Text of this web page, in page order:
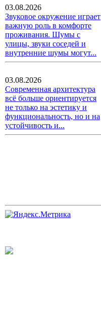
03.08.2026
Звуковое окружение играет
важную роль в комфорте
проживания. Шумы с
улицы, звуки соседей и
внутренние шумы могут...
03.08.2026
Современная архитектура
всё больше ориентируется
не только на эстетику и
функциональность, но и на
устойчивость и...